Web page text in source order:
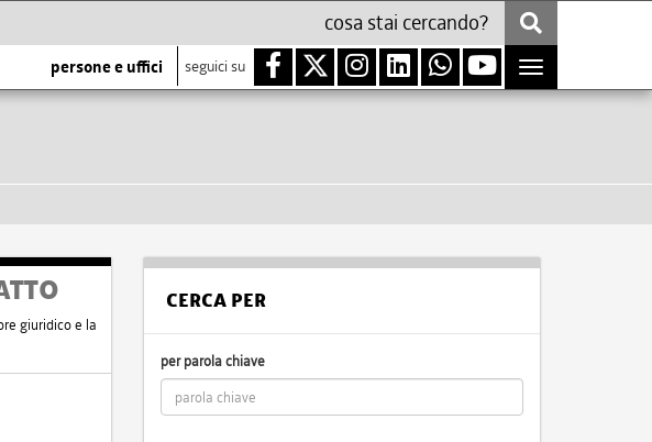
persone e uffici seguici su
Toggle
navigation
giuridico e la
CERCA PER
per parola chiave